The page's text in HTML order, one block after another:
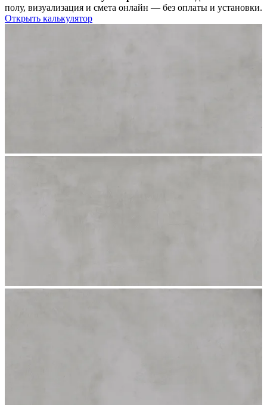
полу, визуализация и смета онлайн — без оплаты и установки.
Открыть калькулятор